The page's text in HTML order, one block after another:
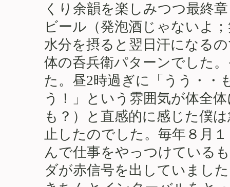
くり余韻を楽しみつつ最終
ビール（発泡酒じゃないよ
水分を摂ると翌日汗になる
体の呑兵衛パターンでした
た。昼2時過ぎに「うう・・
う！」という雰囲気が体全
も？）と直感的に感じた僕
止したのでした。毎年８月
んで仕事をやっつけている
ダが赤信号を出していまし